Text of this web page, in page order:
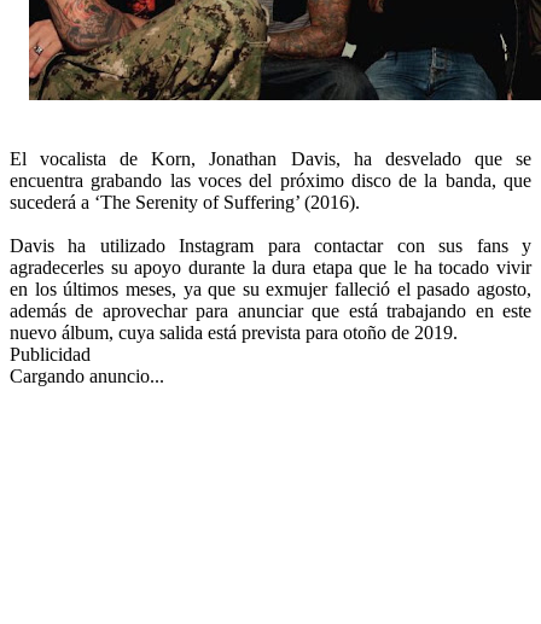
El vocalista de Korn, Jonathan Davis, ha desvelado que se
encuentra grabando las voces del próximo disco de la banda, que
sucederá a ‘The Serenity of Suffering’ (2016).
Davis ha utilizado Instagram para contactar con sus fans y
agradecerles su apoyo durante la dura etapa que le ha tocado vivir
en los últimos meses, ya que su exmujer falleció el pasado agosto,
además de aprovechar para anunciar que está trabajando en este
nuevo álbum, cuya salida está prevista para otoño de 2019.
Publicidad
Cargando anuncio...